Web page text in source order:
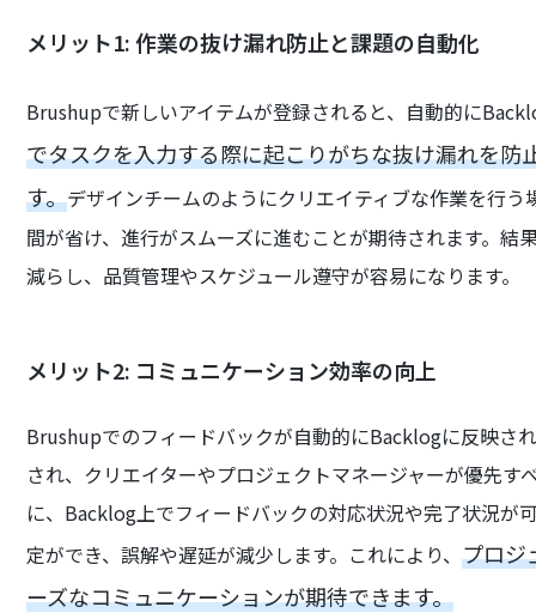
メリット1: 作業の抜け漏れ防止と課題の自動化
Brushupで新しいアイテムが登録されると、自動的に
でタスクを入力する際に起こりがちな抜け漏れを
す。デザインチームのようにクリエイティブな作業を行
間が省け、進行がスムーズに進むことが期待されます。
減らし、品質管理やスケジュール遵守が容易になります。
メリット2: コミュニケーション効率の向上
Brushupでのフィードバックが自動的にBacklogに反映さ
され、クリエイターやプロジェクトマネージャーが優先
に、Backlog上でフィードバックの対応状況や完了状況が
定ができ、誤解や遅延が減少します。これにより、プロジ
ーズなコミュニケーションが期待できます。